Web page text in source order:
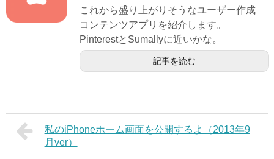
これから盛り上がりそうなユーザー作成
コンテンツアプリを紹介します。
PinterestとSumallyに近いかな。
記事を読む
私のiPhoneホーム画面を公開するよ（2013年9
月ver）